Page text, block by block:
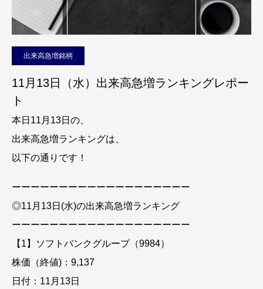
出来高急増銘柄
11月13日（水）出来高急増ランキングレポー
ト
本日11月13日の、
出来高急増ランキングは、
以下の通りです！
ーーーーーーーーーーーーーーーーーーー
◎11月13日(水)の出来高急増ランキング
ーーーーーーーーーーーーーーーーーーー
【1】ソフトバンクグループ（9984）
株価（終値)：9,137
日付：11月13日